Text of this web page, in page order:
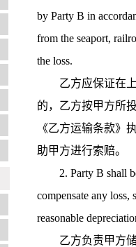
by Party B in
from the seaport,
the loss.
乙方应保证在上
的，乙方按甲方所
《乙方运输条款》
助甲方进行索赔。
2. Party B shall be
compensate any loss,
reasonable
乙方负责甲方储